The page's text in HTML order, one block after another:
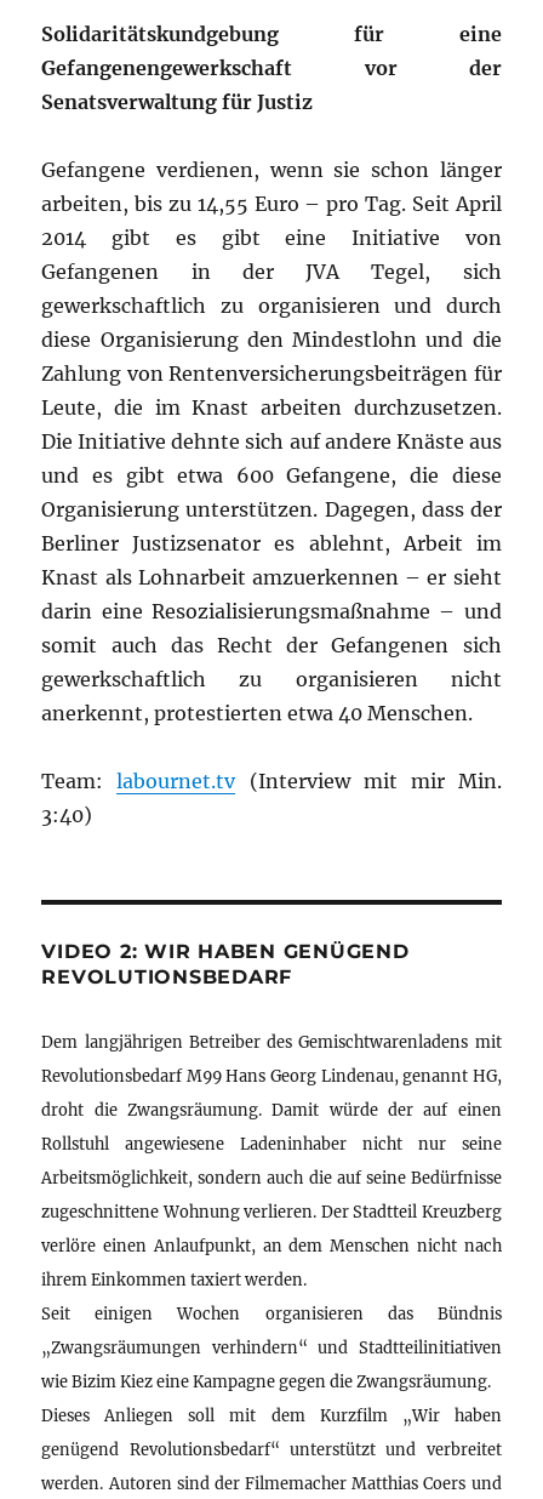
Solidaritätskundgebung für eine
Gefangenengewerkschaft vor der
Senatsverwaltung für Justiz
Gefangene verdienen, wenn sie schon länger
arbeiten, bis zu 14,55 Euro – pro Tag. Seit April
2014 gibt es gibt eine Initiative von
Gefangenen in der JVA Tegel, sich
gewerkschaftlich zu organisieren und durch
diese Organisierung den Mindestlohn und die
Zahlung von Rentenversicherungsbeiträgen für
Leute, die im Knast arbeiten durchzusetzen.
Die Initiative dehnte sich auf andere Knäste aus
und es gibt etwa 600 Gefangene, die diese
Organisierung unterstützen. Dagegen, dass der
Berliner Justizsenator es ablehnt, Arbeit im
Knast als Lohnarbeit amzuerkennen – er sieht
darin eine Resozialisierungsmaßnahme – und
somit auch das Recht der Gefangenen sich
gewerkschaftlich zu organisieren nicht
anerkennt, protestierten etwa 40 Menschen.
Team:labournet.tv(Interview mit mir Min.
3:40)
VIDEO 2: WIR HABEN GENÜGEND
REVOLUTIONSBEDARF
Dem langjährigen Betreiber des Gemischtwarenladens mit
Revolutionsbedarf M99 Hans Georg Lindenau, genannt HG,
droht die Zwangsräumung. Damit würde der auf einen
Rollstuhl angewiesene Ladeninhaber nicht nur seine
Arbeitsmöglichkeit, sondern auch die auf seine Bedürfnisse
zugeschnittene Wohnung verlieren. Der Stadtteil Kreuzberg
verlöre einen Anlaufpunkt, an dem Menschen nicht nach
ihrem Einkommen taxiert werden.
Seit einigen Wochen organisieren das Bündnis
„Zwangsräumungen verhindern“ und Stadtteilinitiativen
wie Bizim Kiez eine Kampagne gegen die Zwangsräumung.
Dieses Anliegen soll mit dem Kurzfilm „Wir haben
genügend Revolutionsbedarf“ unterstützt und verbreitet
werden. Autoren sind der Filmemacher Matthias Coers und